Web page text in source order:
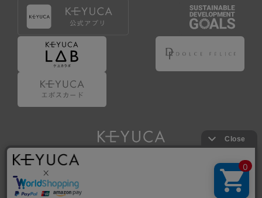
（5） その他、本規約または個別規定に違反した場合。
4.会員登録が取り消された場合においても、当該会員は、
弊社とのお取引等により既に発生した支払義務等の取引上
の義務および本規約上の義務の履行責任を免れないものと
します。
5.仮登録とは、ケユカが提供するアプリ等でサービスを利
用するための簡易的な会員登録（以下「仮登録」といいま
6.仮登録をすることで、第9条のポイント付与を受けるこ
とができます。
7.仮登録状態はポイントの利用は行えず、第3条1項の通り
に登録完了することでポイント利用が行えるようになりま
す。
Copyright © KAWAJUN Co., Ltd. All Rights Reserved.